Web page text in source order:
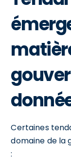
Certaines
domaine de la
: